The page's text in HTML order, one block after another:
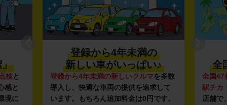
」
検と
感と
境に
登録から4年未満の
新しい車がいっぱい♪
登録から4年未満の新しいクルマを多数
導入し、快適な車両の提供を追求して
います。もちろん追加料金は0円です。
全
全国47
駅チカ
店舗で